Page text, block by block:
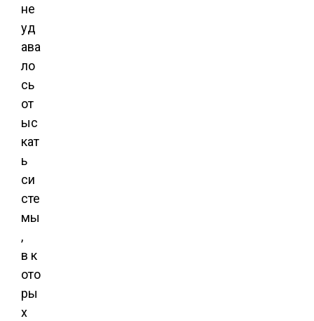
не
уд
ава
ло
сь
от
ыс
кат
ь
си
сте
мы
,
в к
ото
ры
х